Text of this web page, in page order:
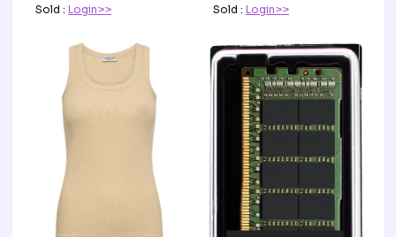
Sold : Login>>
Sold : Login>>